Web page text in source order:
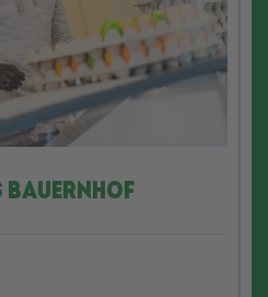
Bauernhof